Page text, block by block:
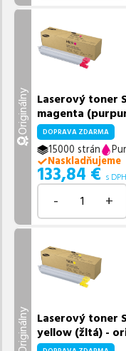
Originálny Laserový toner
magenta
DOPRAVA ZDARMA
15000 strán
Naskladňujeme
133,84 € s DPH
- +
Originálny Laserový toner
yellow (žltá) -